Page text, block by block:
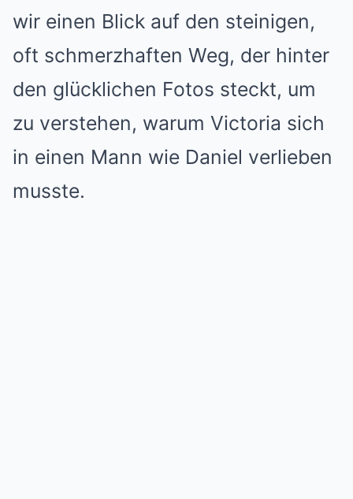
wir einen Blick auf den steinigen,
oft schmerzhaften Weg, der hinter
den glücklichen Fotos steckt, um
zu verstehen, warum Victoria sich
in einen Mann wie Daniel verlieben
musste.